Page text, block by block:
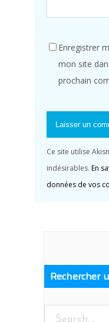
Enregistrer
mon site
prochain
Ce site utilise
indésirables. En
données de vos
Rechercher